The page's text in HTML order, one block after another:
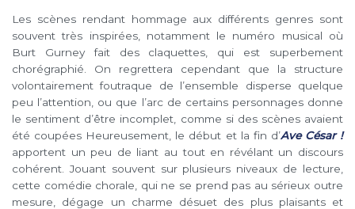
Les scènes rendant hommage aux différents genres sont
souvent très inspirées, notamment le numéro musical où
Burt Gurney fait des claquettes, qui est superbement
chorégraphié. On regrettera cependant que la structure
volontairement foutraque de l’ensemble disperse quelque
peu l’attention, ou que l’arc de certains personnages donne
le sentiment d’être incomplet, comme si des scènes avaient
été coupées Heureusement, le début et la fin d’Ave César !
apportent un peu de liant au tout en révélant un discours
cohérent. Jouant souvent sur plusieurs niveaux de lecture,
cette comédie chorale, qui ne se prend pas au sérieux outre
mesure, dégage un charme désuet des plus plaisants et